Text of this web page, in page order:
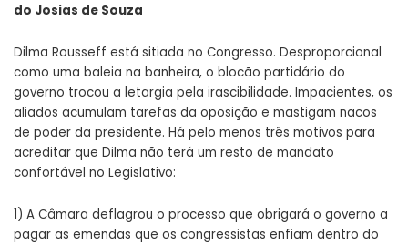
do Josias de Souza
Dilma Rousseff está sitiada no Congresso. Desproporcional
como uma baleia na banheira, o blocão partidário do
governo trocou a letargia pela irascibilidade. Impacientes, os
aliados acumulam tarefas da oposição e mastigam nacos
de poder da presidente. Há pelo menos três motivos para
acreditar que Dilma não terá um resto de mandato
confortável no Legislativo:
1) A Câmara deflagrou o processo que obrigará o governo a
pagar as emendas que os congressistas enfiam dentro do